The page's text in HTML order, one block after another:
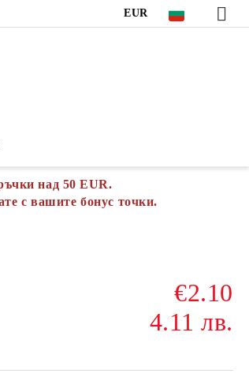
EUR
над 50 EUR.
с вашите бонус точки.
€2.10
4.11 лв.